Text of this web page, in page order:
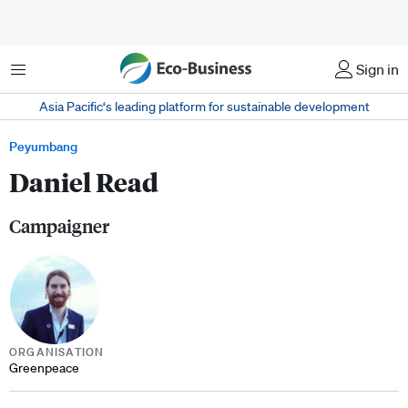
Menu Sign in
Asia Pacific‘s leading platform for sustainable development
Peyumbang
Daniel Read
Campaigner
ORGANISATION
Greenpeace